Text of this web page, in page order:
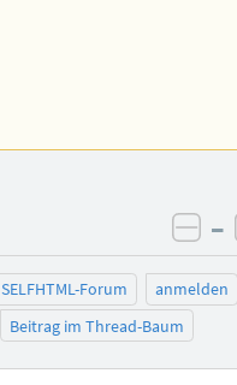
–
SELFHTML-Forum
anmelden
Beitrag im Thread-Baum